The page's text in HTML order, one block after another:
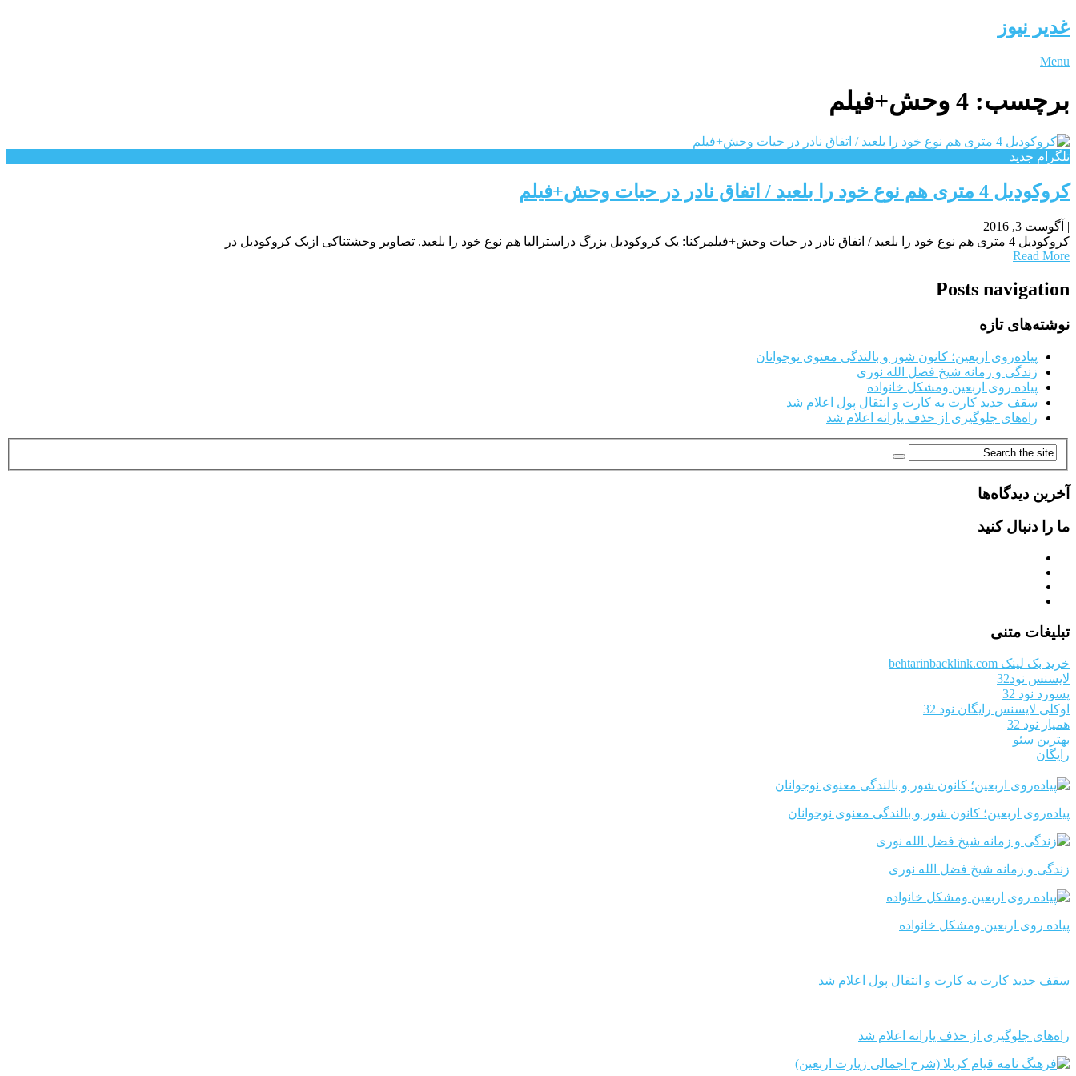
غدیر نیوز
Menu
برچسب: 4 وحش+فیلم
تلگرام جدید
کروکودیل 4 متری هم نوع خود را بلعید / اتفاق نادر در حیات وحش+فیلم
| آگوست 3, 2016
کروکودیل 4 متری هم نوع خود را بلعید / اتفاق نادر در حیات وحش+فیلمرکنا: یک کروکودیل بزرگ دراسترالیا هم نوع خود را بلعید. تصاویر وحشتناکی ازیک کروکودیل در
Read More
Posts navigation
نوشته‌های تازه
پیاده‌روی اربعین؛ کانون شور و بالندگی معنوی نوجوانان
زندگی و زمانه شیخ فضل الله نوری
پیاده روی اربعین ومشکل خانواده
سقف جدید کارت به کارت و انتقال پول اعلام شد
راه‌های جلوگیری از حذف یارانه اعلام شد
آخرین دیدگاه‌ها
ما را دنبال کنید
تبلیغات متنی
خرید بک لینک behtarinbacklink.com
لایسنس نود32
پسورد نود 32
اوکلی لایسنس رایگان نود 32
همیار نود 32
بهترین سئو
رایگان
پیاده‌روی اربعین؛ کانون شور و بالندگی معنوی نوجوانان
زندگی و زمانه شیخ فضل الله نوری
پیاده روی اربعین ومشکل خانواده
سقف جدید کارت به کارت و انتقال پول اعلام شد
راه‌های جلوگیری از حذف یارانه اعلام شد